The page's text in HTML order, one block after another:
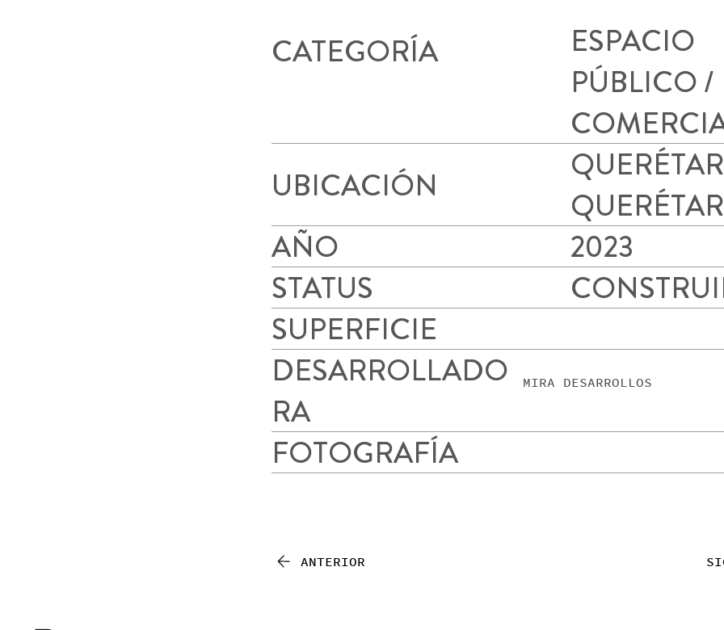
CATEGORÍA
ESPACIO
PÚBLICO /
ANTERIOR
UBICACIÓN
AÑO
2023
STATUS
SUPERFICIE
DESARROLLADO
RA
MIRA DESARROLLOS
FOTOGRAFÍA